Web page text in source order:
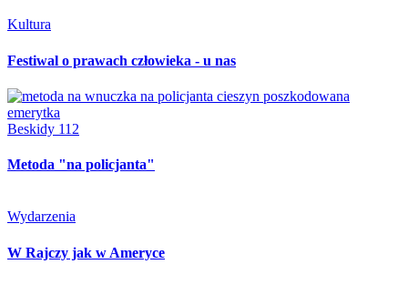
Kultura
Festiwal o prawach człowieka - u nas
Beskidy 112
Metoda "na policjanta"
Wydarzenia
W Rajczy jak w Ameryce